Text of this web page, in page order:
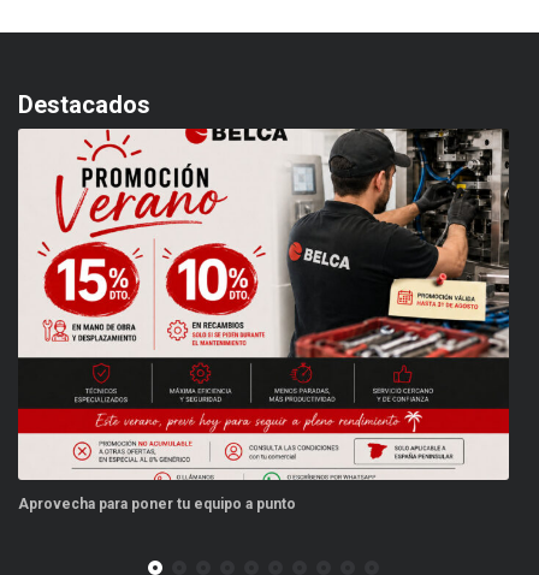
Destacados
para poner tu equipo a punto